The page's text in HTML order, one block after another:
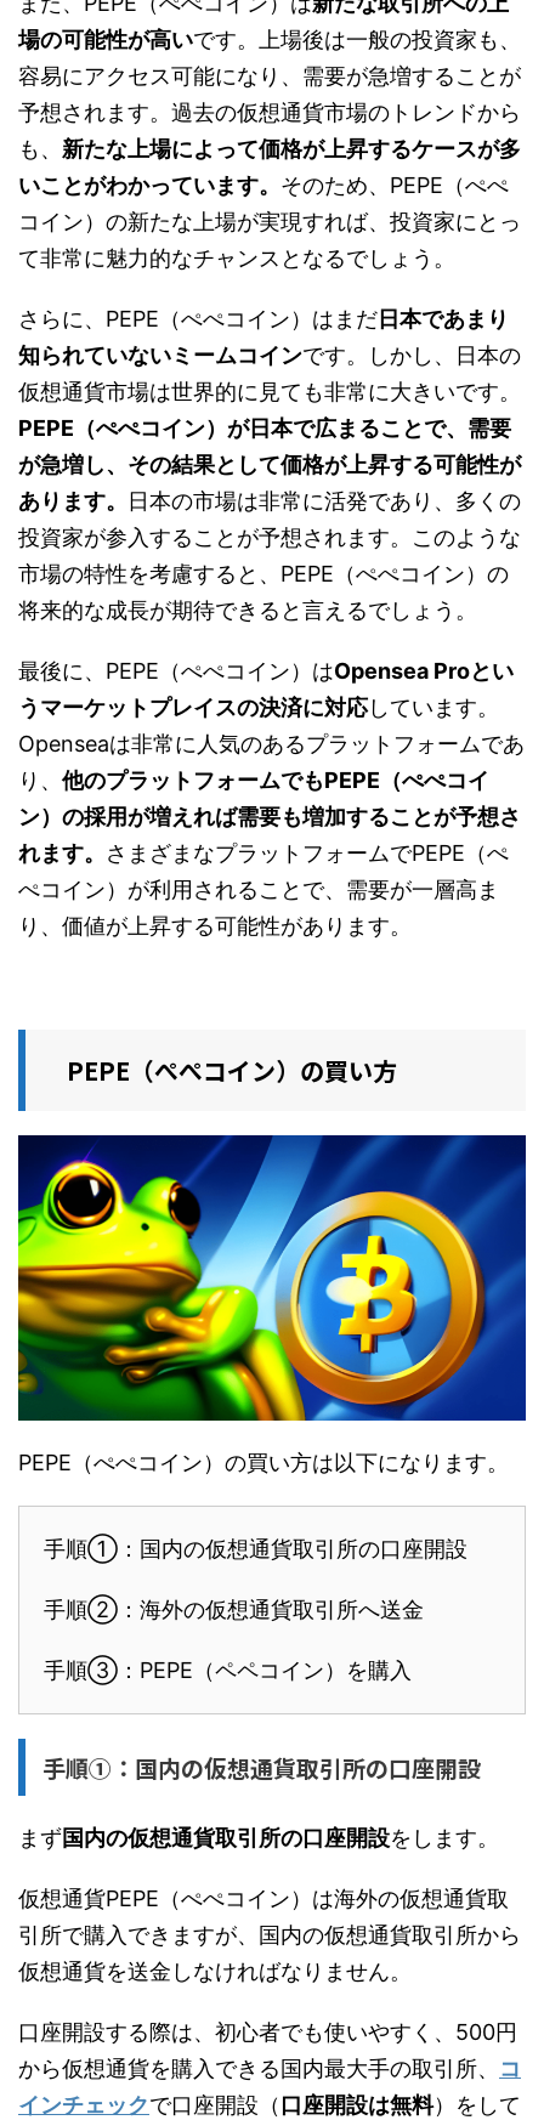
場の可能性が高いです。上場後は一般の投資家も、
容易にアクセス可能になり、需要が急増することが
予想されます。過去の仮想通貨市場のトレンドから
も、 新たな上場によって価格が上昇するケースが多
いことがわかっています。 そのため、PEPE（ぺぺ
コイン）の新たな上場が実現すれば、投資家にとっ
て非常に魅力的なチャンスとなるでしょう。
さらに、PEPE（ぺぺコイン）はまだ日本であまり
知られていないミームコインです。しかし、日本の
仮想通貨市場は世界的に見ても非常に大きいです。
PEPE（ぺぺコイン）が日本で広まることで、需要
が急増し、その結果として価格が上昇する可能性が
あります。
日本の市場は非常に活発であり、多くの
投資家が参入することが予想されます。このような
市場の特性を考慮すると、PEPE（ぺぺコイン）の
将来的な成長が期待できると言えるでしょう。
最後に、PEPE（ぺぺコイン）はOpensea Proとい
うマーケットプレイスの決済に対応しています。
Openseaは非常に人気のあるプラットフォームであ
り、 他のプラットフォームでもPEPE（ぺぺコイ
ン）の採用が増えれば需要も増加することが予想さ
れます。 さまざまなプラットフォームでPEPE（ぺ
ぺコイン）が利用されることで、需要が一層高ま
り、価値が上昇する可能性があります。
PEPE（ぺぺコイン）の買い方
PEPE（ぺぺコイン）の買い方は以下になります。
手順①：国内の仮想通貨取引所の口座開設
手順②：海外の仮想通貨取引所へ送金
手順③：PEPE（ペペコイン）を購入
手順①：国内の仮想通貨取引所の口座開設
まず国内の仮想通貨取引所の口座開設をします。
仮想通貨PEPE（ぺぺコイン）は海外の仮想通貨取
引所で購入できますが、国内の仮想通貨取引所から
仮想通貨を送金しなければなりません。
口座開設する際は、初心者でも使いやすく、500円
から仮想通貨を購入できる国内最大手の取引所、 コ
インチェックで口座開設（ 口座開設は無料）をして